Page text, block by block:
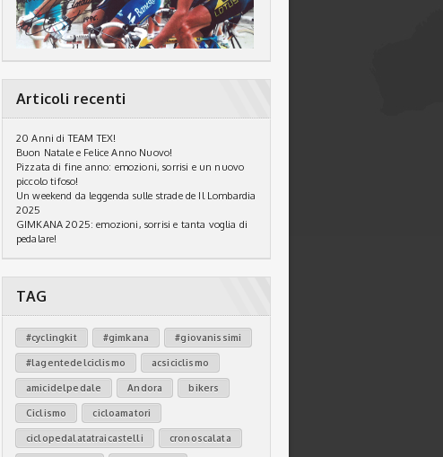
Articoli recenti
20 Anni di TEAM TEX!
Buon Natale e Felice Anno Nuovo!
Pizzata di fine anno: emozioni, sorrisi e un nuovo
piccolo tifoso!
Un weekend da leggenda sulle strade de Il Lombardia
2025
GIMKANA 2025: emozioni, sorrisi e tanta voglia di
pedalare!
TAG
#cyclingkit #gimkana #giovanissimi
#lagentedelciclismo acsiciclismo
amicidelpedale Andora bikers
Ciclismo cicloamatori
ciclopedalatatraicastelli cronoscalata